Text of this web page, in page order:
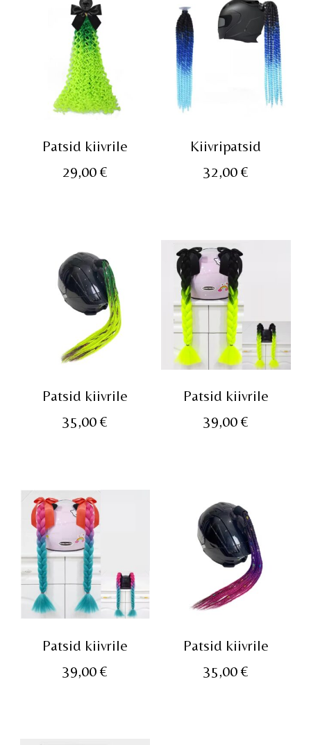
Patsid kiivrile
29,00€
Kiivripatsid
32,00 €
Patsid kiivrile
35,00€
Patsid kiivrile
39,00 €
Patsid kiivrile
39,00€
Patsid kiivrile
35,00 €